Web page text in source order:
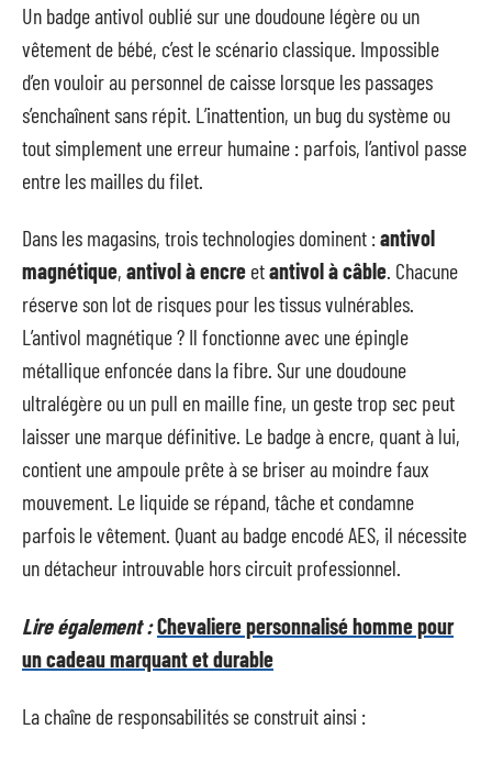
Un badge antivol oublié sur une doudoune légère ou un
vêtement de bébé, c’est le scénario classique. Impossible
d’en vouloir au personnel de caisse lorsque les passages
s’enchaînent sans répit. L’inattention, un bug du système ou
tout simplement une erreur humaine : parfois, l’antivol passe
entre les mailles du filet.
Dans les magasins, trois technologies dominent :antivol
magnétique, antivol à encre etantivol à câble. Chacune
réserve son lot de risques pour les tissus vulnérables.
L’antivol magnétique ? Il fonctionne avec une épingle
métallique enfoncée dans la fibre. Sur une doudoune
ultralégère ou un pull en maille fine, un geste trop sec peut
laisser une marque définitive. Le badge à encre, quant à lui,
contient une ampoule prête à se briser au moindre faux
mouvement. Le liquide se répand, tâche et condamne
parfois le vêtement. Quant au badge encodé AES, il nécessite
un détacheur introuvable hors circuit professionnel.
Lire également :Chevaliere personnalisé homme pour
un cadeau marquant et durable
La chaîne de responsabilités se construit ainsi :